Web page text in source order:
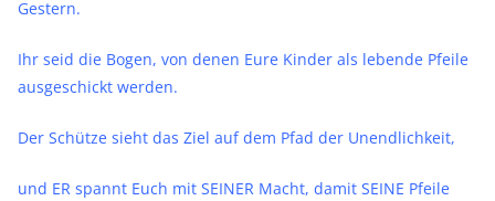
Gestern.
Ihr seid die Bogen, von denen Eure Kinder als lebende Pfeile
ausgeschickt werden.
Der Schütze sieht das Ziel auf dem Pfad der Unendlichkeit,
und ER spannt Euch mit SEINER Macht, damit SEINE Pfeile